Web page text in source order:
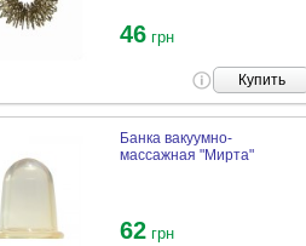
46 грн
Купить
Банка вакуумно-
массажная "Мирта"
62 грн